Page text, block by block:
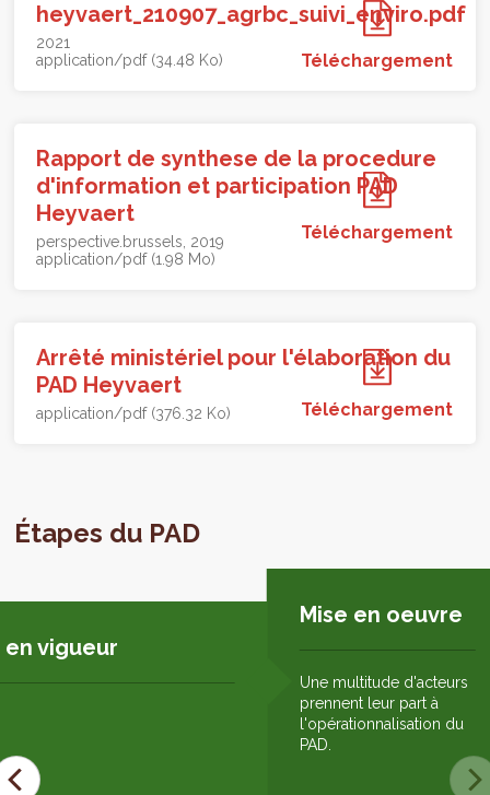
heyvaert_210907_agrbc_suivi_enviro.pdf
2021
application/pdf (34.48 Ko)
Téléchargement
Rapport de synthese de la procedure
d'information et participation PAD
Heyvaert
perspective.brussels 2019
application/pdf (1.98 Mo)
Téléchargement
Arrêté ministériel pour l'élaboration du
PAD Heyvaert
application/pdf (376.32 Ko) Téléchargement
Étapes du PAD
vigueur
Mise en oeuvre
Une multitude d'acteurs
prennent leur part à
l'opérationnalisation du
PAD.